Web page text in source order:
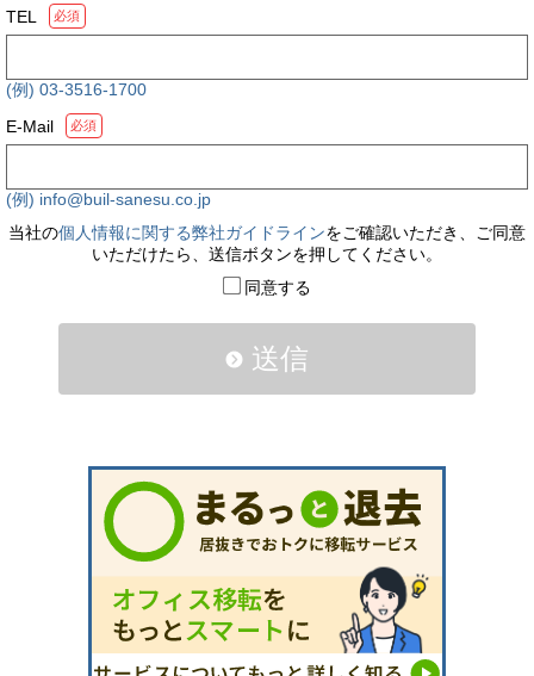
TEL
必須
(例) 03-3516-1700
E-Mail
必須
(例) info@buil-sanesu.co.jp
当社の個人情報に関する弊社ガイドラインをご確認いただき、ご同意
いただけたら、送信ボタンを押してください。
同意する
送信